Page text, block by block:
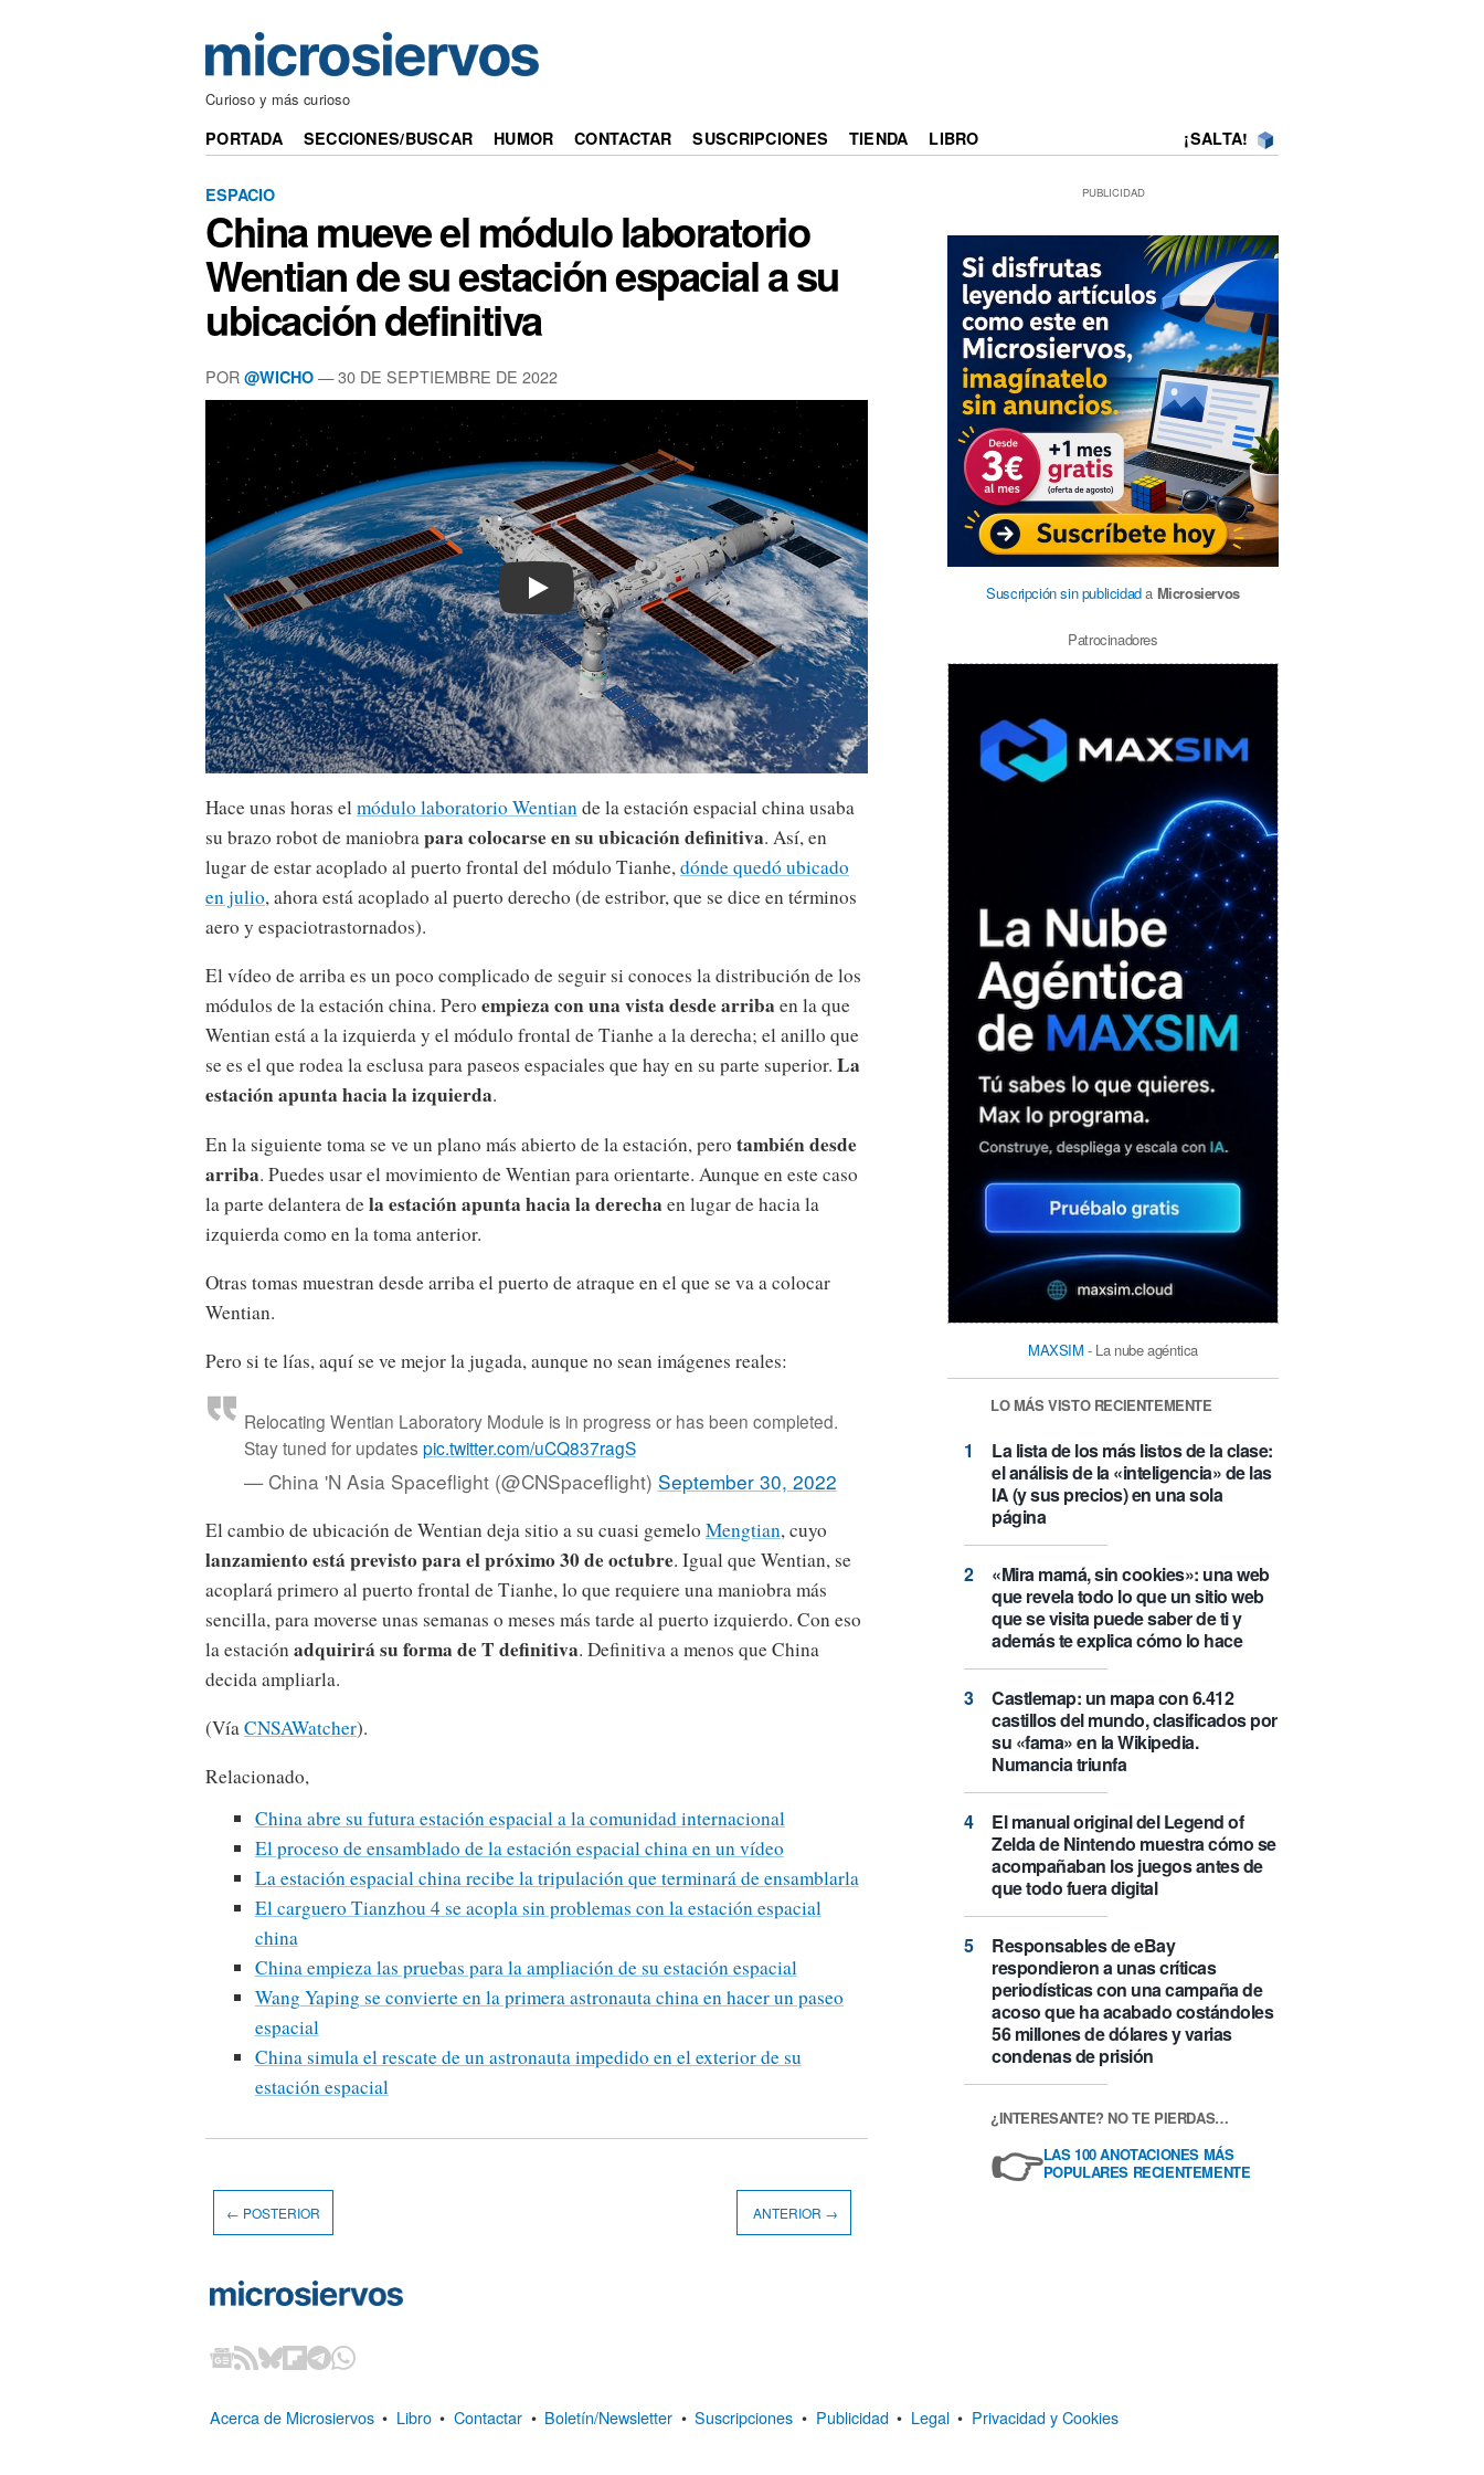
Curioso y más curioso
PORTADA SECCIONES/BUSCAR HUMOR CONTACTAR SUSCRIPCIONES TIENDA LIBRO ¡SALTA!
ESPACIO
China mueve el módulo laboratorio
Wentian de su estación espacial a su
ubicación definitiva
POR @WICHO — 30 DE SEPTIEMBRE DE 2022
Play
Hace unas horas elmódulo laboratorio Wentiande la estación espacial china usaba
su brazo robot de maniobrapara colocarse en su ubicación definitiva. Así, en
lugar de estar acoplado al puerto frontal del módulo Tianhe,dónde quedó ubicado
en julio, ahora está acoplado al puerto derecho (de estribor, que se dice en términos
aero y espaciotrastornados).
El vídeo de arriba es un poco complicado de seguir si conoces la distribución de los
módulos de la estación china. Pero empieza con una vista desde arriba en la que
Wentian está a la izquierda y el módulo frontal de Tianhe a la derecha; el anillo que
se es el que rodea la esclusa para paseos espaciales que hay en su parte superior. La
estación apunta hacia la izquierda.
En la siguiente toma se ve un plano más abierto de la estación, pero también desde
arriba. Puedes usar el movimiento de Wentian para orientarte. Aunque en este caso
la parte delantera dela estación apunta hacia la derecha en lugar de hacia la
izquierda como en la toma anterior.
Otras tomas muestran desde arriba el puerto de atraque en el que se va a colocar
Wentian.
Pero si te lías, aquí se ve mejor la jugada, aunque no sean imágenes reales:
Relocating Wentian Laboratory Module is in progress or has been completed.
Stay tuned for updates pic.twitter.com/uCQ837ragS
— China 'N Asia Spaceflight (@CNSpaceflight) September 30, 2022
El cambio de ubicación de Wentian deja sitio a su cuasi gemelo Mengtian, cuyo
lanzamiento está previsto para el próximo 30 de octubre. Igual que Wentian, se
acoplará primero al puerto frontal de Tianhe, lo que requiere una maniobra más
sencilla, para moverse unas semanas o meses más tarde al puerto izquierdo. Con eso
la estación adquirirá su forma de T definitiva. Definitiva a menos que China
decida ampliarla.
(VíaCNSAWatcher).
Relacionado,
China abre su futura estación espacial a la comunidad internacional
El proceso de ensamblado de la estación espacial china en un vídeo
La estación espacial china recibe la tripulación que terminará de ensamblarla
El carguero Tianzhou 4 se acopla sin problemas con la estación espacial
china
China empieza las pruebas para la ampliación de su estación espacial
Wang Yaping se convierte en la primera astronauta china en hacer un paseo
espacial
China simula el rescate de un astronauta impedido en el exterior de su
estación espacial
PUBLICIDAD
Suscripción sin publicidada Microsiervos
Patrocinadores
MAXSIM - La nube agéntica
LO MÁS VISTO RECIENTEMENTE
La lista de los más listos de la clase:
el análisis de la «inteligencia» de las
IA (y sus precios) en una sola
página
«Mira mamá, sin cookies»: una web
que revela todo lo que un sitio web
que se visita puede saber de ti y
además te explica cómo lo hace
Castlemap: un mapa con 6.412
castillos del mundo, clasificados por
su «fama» en la Wikipedia.
Numancia triunfa
El manual original del Legend of
Zelda de Nintendo muestra cómo se
acompañaban los juegos antes de
que todo fuera digital
Responsables de eBay
respondieron a unas críticas
periodísticas con una campaña de
acoso que ha acabado costándoles
56 millones de dólares y varias
condenas de prisión
¿INTERESANTE? NO TE PIERDAS…
👉LAS 100 ANOTACIONES MÁS
POPULARES RECIENTEMENTE
← POSTERIOR ANTERIOR →
Acerca de Microsiervos • Libro • Contactar • Boletín/Newsletter • Suscripciones • Publicidad • Legal • Privacidad y Cookies